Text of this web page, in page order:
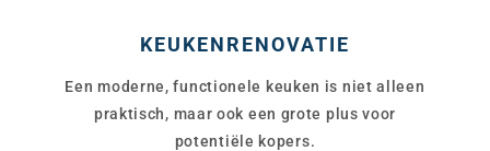
KEUKENRENOVATIE
Een moderne, functionele keuken is niet alleen
praktisch, maar ook een grote plus voor
potentiële kopers.